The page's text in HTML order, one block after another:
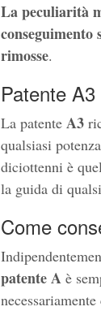
La peculiarità
rimosse.
Patente A3
La patente A3
qualsiasi
diciottenni è
la guida di
Come
patente A è